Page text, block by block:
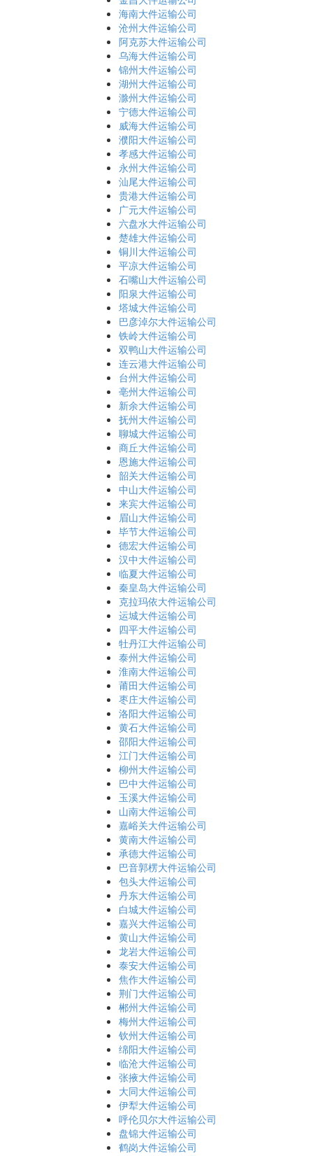
海南大件运输公司
沧州大件运输公司
阿克苏大件运输公司
乌海大件运输公司
锦州大件运输公司
湖州大件运输公司
滁州大件运输公司
宁德大件运输公司
威海大件运输公司
濮阳大件运输公司
孝感大件运输公司
永州大件运输公司
汕尾大件运输公司
贵港大件运输公司
广元大件运输公司
六盘水大件运输公司
楚雄大件运输公司
铜川大件运输公司
平凉大件运输公司
石嘴山大件运输公司
阳泉大件运输公司
塔城大件运输公司
巴彦淖尔大件运输公司
铁岭大件运输公司
双鸭山大件运输公司
连云港大件运输公司
台州大件运输公司
亳州大件运输公司
新余大件运输公司
抚州大件运输公司
聊城大件运输公司
商丘大件运输公司
恩施大件运输公司
韶关大件运输公司
中山大件运输公司
来宾大件运输公司
眉山大件运输公司
毕节大件运输公司
德宏大件运输公司
汉中大件运输公司
临夏大件运输公司
秦皇岛大件运输公司
克拉玛依大件运输公司
运城大件运输公司
四平大件运输公司
牡丹江大件运输公司
泰州大件运输公司
淮南大件运输公司
莆田大件运输公司
枣庄大件运输公司
洛阳大件运输公司
黄石大件运输公司
邵阳大件运输公司
江门大件运输公司
柳州大件运输公司
巴中大件运输公司
玉溪大件运输公司
山南大件运输公司
嘉峪关大件运输公司
黄南大件运输公司
承德大件运输公司
巴音郭楞大件运输公司
包头大件运输公司
丹东大件运输公司
白城大件运输公司
嘉兴大件运输公司
黄山大件运输公司
龙岩大件运输公司
泰安大件运输公司
焦作大件运输公司
荆门大件运输公司
郴州大件运输公司
梅州大件运输公司
钦州大件运输公司
绵阳大件运输公司
临沧大件运输公司
张掖大件运输公司
大同大件运输公司
伊犁大件运输公司
呼伦贝尔大件运输公司
盘锦大件运输公司
鹤岗大件运输公司